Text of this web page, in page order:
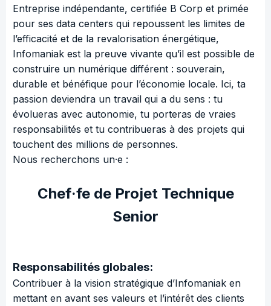
Entreprise indépendante, certifiée B Corp et primée
pour ses data centers qui repoussent les limites de
l’efficacité et de la revalorisation énergétique,
Infomaniak est la preuve vivante qu’il est possible de
construire un numérique différent : souverain,
durable et bénéfique pour l’économie locale. Ici, ta
passion deviendra un travail qui a du sens : tu
évolueras avec autonomie, tu porteras de vraies
responsabilités et tu contribueras à des projets qui
touchent des millions de personnes.
Nous recherchons un·e :
Chef·fe de Projet Technique
Senior
Responsabilités globales:
Contribuer à la vision stratégique d’Infomaniak en
mettant en avant ses valeurs et l’intérêt des clients